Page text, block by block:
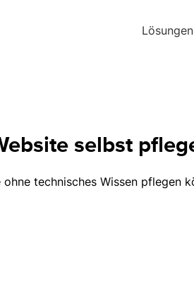
Lösungen
selbst
technisches Wissen pflegen